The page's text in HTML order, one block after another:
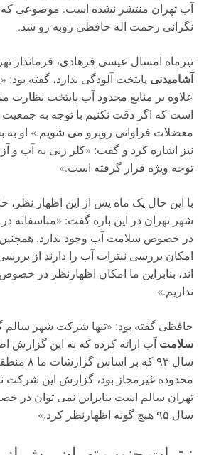
آب تهران منتشر نشده است. موضوعی که
نگرانی رحمت اله حافظی روبه رو شد.
تیرماه امسال عیسی فرهادی، فرماندار
آشامیدنی پایتخت آلودگی ندارد، گفته
علاوه بر منابع محدود آب پایتخت نظارت
است که اگر دقت نکنیم با توجه به جمعیت
معضلات فراوانی روبرو می شویم.» او
نیز اشاره کرد و گفت: «کلر زنی به آب و
توجه ویژه قرار گرفته است.»
با این حال یک ماه پس از این اظهار
در خصوص سلامت آب وجود ندارد. همچنین
امکان بررسی نیترات آب را دارند از
اند، بنابراین ما امکان اظهارنظر در خصوص
نداریم.»
حافظی گفته بود: «تنها شرکت شهر
سلامت آب ارائه کرده که به این گزارش
سال ۹۳ که بر
محدوده غیرمجاز بود، گزارش این شرکت
تهران سالم است بنابراین نمی توان در
سال ۹۵ هیچ گونه اظهارنظر کرد.»